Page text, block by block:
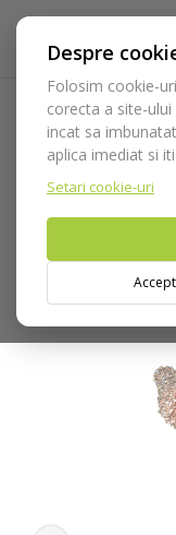
Despre
Folosim cookie-
corecta a site-
incat sa
aplica imediat si
Setari cookie-uri
Acasa Consumabile
Oclussal/lingual
Freza preparare
Nu puteti plasa
(United States).